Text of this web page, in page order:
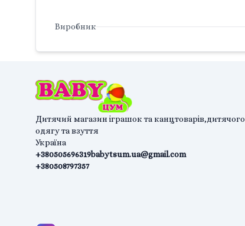
Виробник
Дитячий магазин іграшок та канцтоварів,дитячого
одягу та взуття
Україна
+380505696319
+380508797357
babytsum.ua@gmail.com